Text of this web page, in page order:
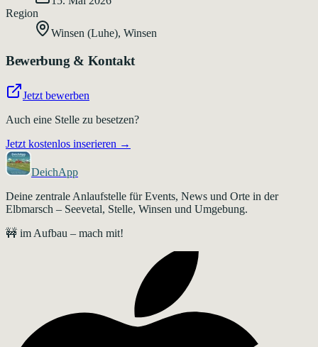
Region
Winsen (Luhe), Winsen
Bewerbung & Kontakt
Jetzt bewerben
Auch eine Stelle zu besetzen?
Jetzt kostenlos inserieren →
DeichApp
Deine zentrale Anlaufstelle für Events, News und Orte in der
Elbmarsch – Seevetal, Stelle, Winsen und Umgebung.
🚧 im Aufbau – mach mit!